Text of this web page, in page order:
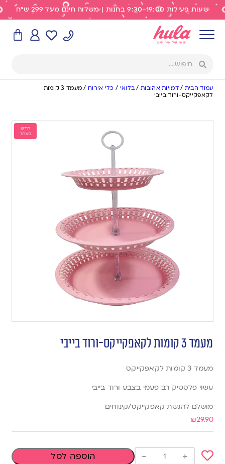
שעות פעילות 9:30-19:00 בחנות | משלוח חינם מעל 299 ש"ח
עמוד הבית /דמויות אהובות/בלואי / כלי אירוח /
מעמד 3 קומות
לקאפקייקס-ורוד בייבי
חדש
באתר
מעמד 3 קומות לקאפקייקס-ורוד בייבי
מעמד 3 קומות לקאפקייקס
עשוי פלסטיק רב פעמי בצבע ורוד בייבי
מושלם להגשת קאפקייקס/קינוחים
₪29.90
+
- הוספה לסל